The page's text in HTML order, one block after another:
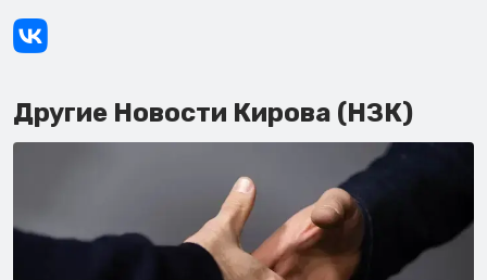
Другие Новости Кирова (НЗК)